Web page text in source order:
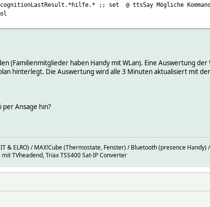
;; set @ ttsSay Mögliche
(Familienmitglieder haben Handy mit WLan). Eine Auswertung
hinterlegt. Die Auswertung wird alle 3 Minuten aktualisiert mit
per Ansage hin?
& ELRO) / MAX!Cube (Thermostate, Fenster) / Bluetooth (presence
TVheadend, Triax TSS400 Sat-IP Converter